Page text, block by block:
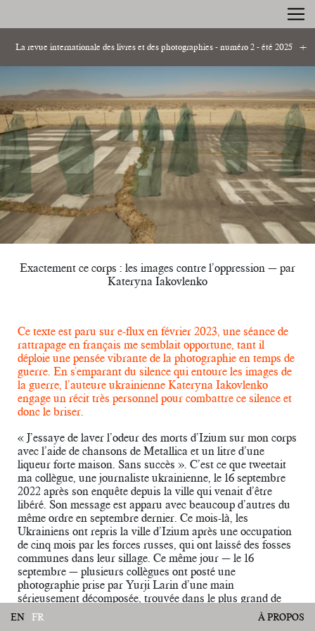
La revue internationale des livres et des photographies - numéro 2 - été 2025
Kateryna Iakovlenko
Quelques notes récentes sur un conflit interminable — Sadreddine
Arezki
Fictions de Trump — Dork Zabunyan
Shibboleth — entretien avec l'éditrice Allegra Baggio Corradi
Exactement ce corps : les images contre l’oppression — par
Kateryna Iakovlenko
Ce texte est paru sur e-flux en février 2023, une séance de
rattrapage en français me semblait opportune, tant il
déploie une pensée vibrante de la photographie en temps de
guerre. En s'emparant du silence qui entoure les images de
la guerre, l’auteure ukrainienne Kateryna Iakovlenko
engage un récit très personnel pour combattre ce silence et
donc le briser.
« J’essaye de laver l’odeur des morts d’Izium sur mon corps
avec l’aide de chansons de Metallica et un litre d’une
liqueur forte maison. Sans succès ». C’est ce que tweetait
ma collègue, une journaliste ukrainienne, le 16 septembre
2022 après son enquête depuis la ville qui venait d’être
libéré. Son message est apparu avec beaucoup d’autres du
même ordre en septembre dernier. Ce mois-là, les
Ukrainiens ont repris la ville d’Izium après une occupation
de cinq mois par les forces russes, qui ont laissé des fosses
communes dans leur sillage. Ce même jour — le 16
septembre — plusieurs collègues ont posté une
photographie prise par Yurji Larin d’une main
sérieusement décomposée, trouvée dans le plus grand de
ces lieux de sépulture. Un bracelet jaune et bleu en
caoutchouc accroché autour du poignet émacié de l’homme
EN FR À PROPOS